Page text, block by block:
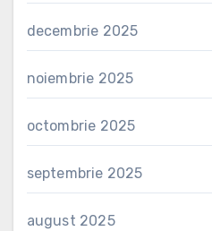
decembrie 2025
noiembrie 2025
octombrie 2025
septembrie 2025
august 2025